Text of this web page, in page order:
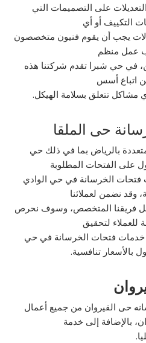
على التصميمات التي
التكييف أو أي
يجب أن يقوم فنيون متخصصون
عمل منظم
في حي شبرا تقدم شركتنا هذه
اتباع أسس
مشاكل تتعلق بسلامة الهيكل.
حى الملقا
بالرياض بما في ذلك حي
على الفتحات المطلوبة
فتحات الخرسانة في حي الوادي
وقد نضمن لعملائنا
فريقنا المتخصص، وسوف نحرص
للعملاء لتحقيق
خدمات فتحات الخرسانة في حي
بالأسعار تنافسية.
حى القيروان من جميع أعمال
بالإضافة إلى خدمة